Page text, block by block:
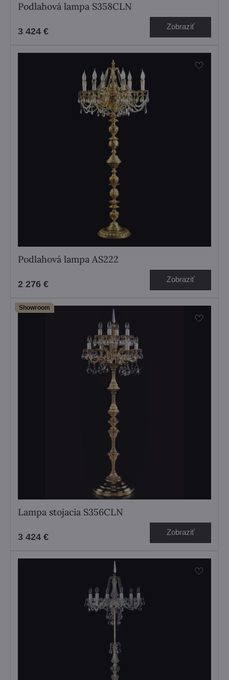
Podlahová lampa S358CLN
3 424 € Zobraziť
Podlahová lampa AS222
2 276 € Zobraziť
Showroom
Lampa stojacia S356CLN
3 424 € Zobraziť